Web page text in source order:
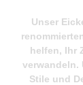
Unser
helfen, Ihr
verwandeln.
Stile und